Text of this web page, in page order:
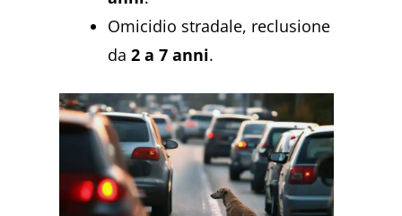
Omicidio stradale, reclusione
da2 a 7 anni.